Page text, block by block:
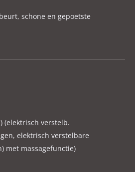
schone en gepoetste
(elektrisch verstelb.
elektrisch verstelbare
met massagefunctie)